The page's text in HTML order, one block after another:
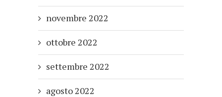
novembre 2022
ottobre 2022
settembre 2022
agosto 2022